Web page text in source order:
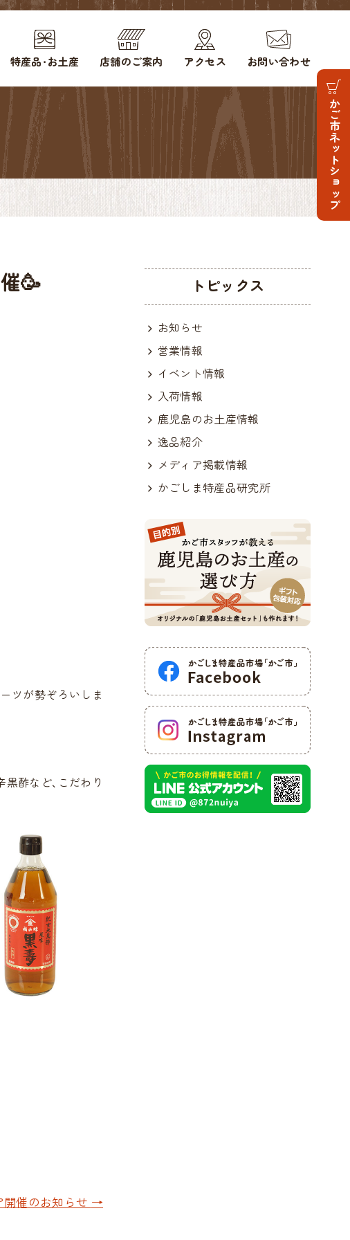
かご市ネットショップ
特産品・お土産 店舗のご案内 アクセス お問い合わせ
🥳
ツが勢ぞろいしま
酢など、こだわり
開催のお知らせ →
トピックス
お知らせ
営業情報
イベント情報
入荷情報
鹿児島のお土産情報
逸品紹介
メディア掲載情報
かごしま特産品研究所